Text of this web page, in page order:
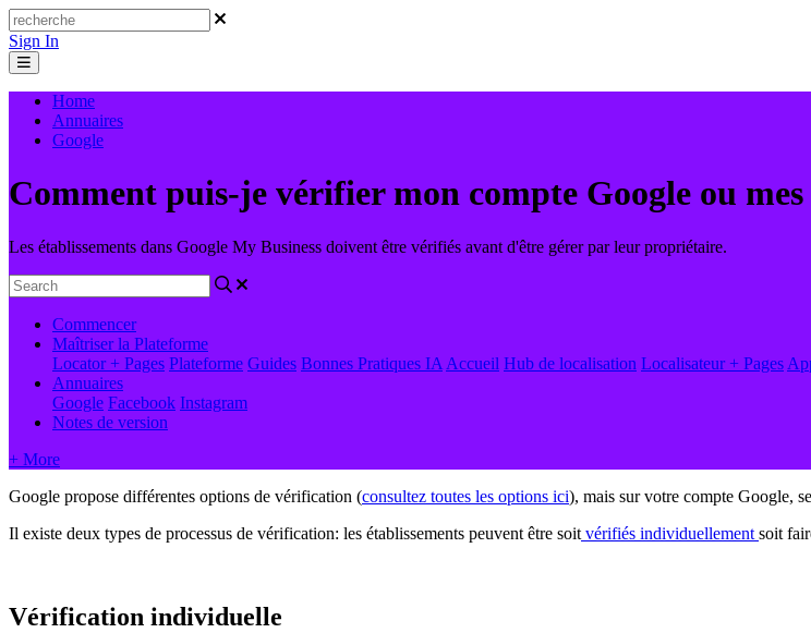
Sign In
Home
Annuaires
Google
Comment puis-je vérifier mon compte Google ou mes
Les établissements dans Google My Business doivent être vérifiés avant d'être gérer par leur propriétaire.
Commencer
Maîtriser la Plateforme
Locator + Pages Plateforme Guides Bonnes Pratiques IA Accueil Hub de localisation Localisateur + Pages
Annuaires
Google Facebook Instagram
Notes de version
+ More
Google propose différentes options de vérification (consultez toutes les options ici), mais sur votre compte Google,
Il existe deux types de processus de vérification: les établissements peuvent être soit vérifiés individuellement soit
Vérification individuelle